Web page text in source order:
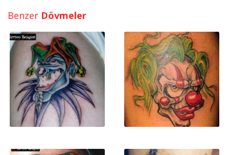
Benzer Dövmeler